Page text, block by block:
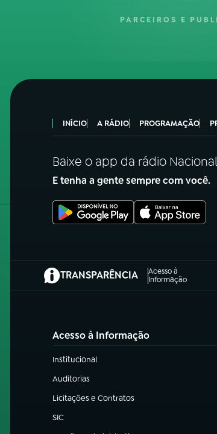
PARCEIROS E
INÍCIO A RÁDIO PROGRAMAÇÃO
Baixe o app da rádio Nacional
E tenha a gente sempre com você.
TRANSPARÊNCIA
Acesso à
Informação
(abre em nova aba)
Acesso à Informação
Institucional
(abre em nova aba)
Auditorias
(abre em nova aba)
Licitações e Contratos
(abre em nova aba)
SIC
(abre em nova aba)